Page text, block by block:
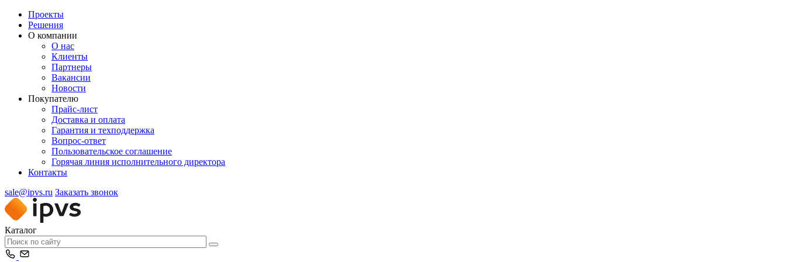
Проекты
Решения
О компании
О нас
Клиенты
Партнеры
Вакансии
Новости
Покупателю
Прайс-лист
Доставка и оплата
Гарантия и техподдержка
Вопрос-ответ
Пользовательское соглашение
Горячая линия исполнительного директора
Контакты
sale@ipvs.ru Заказать звонок
Каталог